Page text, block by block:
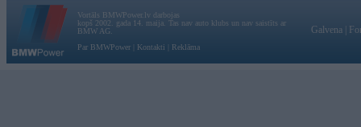
Vortāls BMWPower.lv darbojas
kopš 2002. gada 14. maija. Tas nav auto klubs un nav saistīts ar
BMW AG.
Par BMWPower
Kontakti Reklāma
Galvena